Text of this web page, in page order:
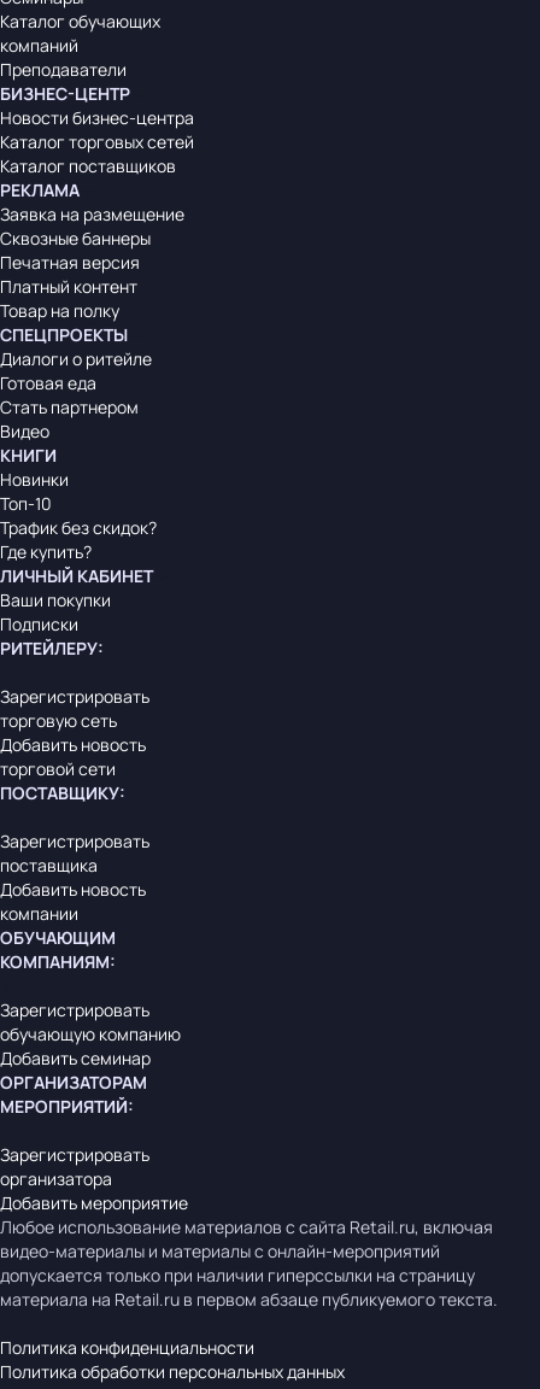
Каталог обучающих
компаний
Преподаватели
БИЗНЕС-ЦЕНТР
Новости бизнес-центра
Каталог торговых сетей
Каталог поставщиков
РЕКЛАМА
Заявка на размещение
Сквозные баннеры
Печатная версия
Платный контент
Товар на полку
СПЕЦПРОЕКТЫ
Диалоги о ритейле
Готовая еда
Стать партнером
Видео
КНИГИ
Новинки
Топ-10
Трафик без скидок?
Где купить?
ЛИЧНЫЙ КАБИНЕТ
Ваши покупки
Подписки
РИТЕЙЛЕРУ:
Зарегистрировать
торговую сеть
Добавить новость
торговой сети
ПОСТАВЩИКУ:
Зарегистрировать
поставщика
Добавить новость
компании
ОБУЧАЮЩИМ
КОМПАНИЯМ:
Зарегистрировать
обучающую компанию
Добавить семинар
ОРГАНИЗАТОРАМ
МЕРОПРИЯТИЙ:
Зарегистрировать
организатора
Добавить мероприятие
Любое использование материалов с сайта Retail.ru, включая
видео-материалы и материалы с онлайн-мероприятий
допускается только при наличии гиперссылки на страницу
материала на Retail.ru в первом абзаце публикуемого текста.
Политика конфиденциальности
Политика обработки персональных данных